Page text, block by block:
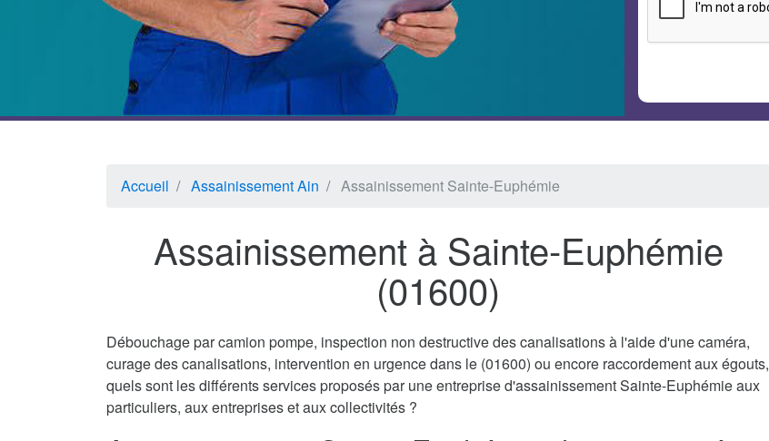
Accueil Assainissement Ain Assainissement Sainte-Euphémie
Assainissement à Sainte-Euphémie
(01600)
Débouchage par camion pompe, inspection non destructive des canalisations à l'aide d'une caméra,
curage des canalisations, intervention en urgence dans le (01600) ou encore raccordement aux égouts,
quels sont les différents services proposés par une entreprise d'assainissement Sainte-Euphémie aux
particuliers, aux entreprises et aux collectivités ?